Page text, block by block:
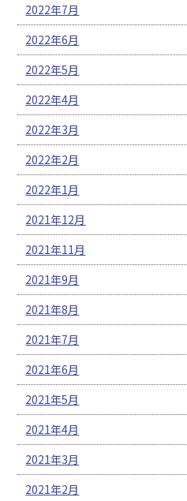
2022年7月
2022年6月
2022年5月
2022年4月
2022年3月
2022年2月
2022年1月
2021年12月
2021年11月
2021年9月
2021年8月
2021年7月
2021年6月
2021年5月
2021年4月
2021年3月
2021年2月